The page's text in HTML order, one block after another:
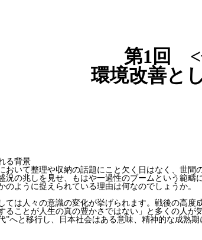
第1回 <
環境改善と
る背景
いて整理や収納の話題にこと欠く日はなく、世間
況の兆しを見せ、もはや一過性のブームという範
のように捉えられている理由は何なのでしょうか。
は人々の意識の変化が挙げられます。戦後の高度
ることが人生の真の豊かさではない」と多くの人
”へと移行し、日本社会はある意味、精神的な成熟